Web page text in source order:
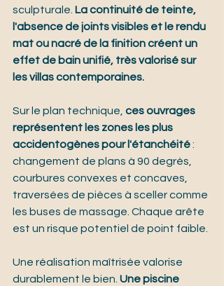
sculpturale. La continuité de teinte,
l'absence de joints visibles et le rendu
mat ou nacré de la finition créent un
effet de bain unifié, très valorisé sur
les villas contemporaines.
Sur le plan technique, ces ouvrages
représentent les zones les plus
accidentogènes pour l'étanchéité :
changement de plans à 90 degrés,
courbures convexes et concaves,
traversées de pièces à sceller comme
les buses de massage. Chaque arête
est un risque potentiel de point faible.
Une réalisation maîtrisée valorise
durablement le bien. Une piscine